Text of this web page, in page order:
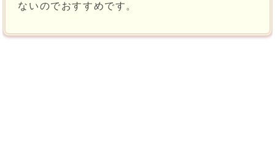
ないのでおすすめです。